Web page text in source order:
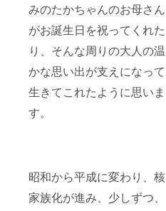
みのたかちゃんのお母さん
がお誕生日を祝ってくれた
り、そんな周りの大人の温
かな思い出が支えになって
生きてこれたように思いま
す。
昭和から平成に変わり、核
家族化が進み、少しずつ、